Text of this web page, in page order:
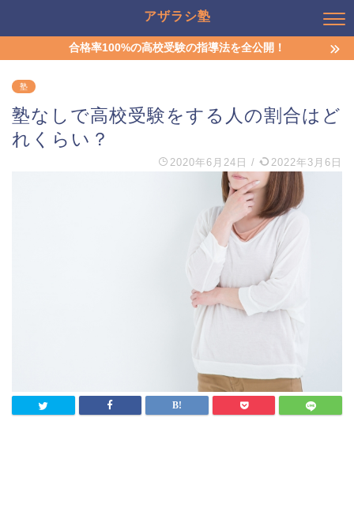
アザラシ塾
合格率100%の高校受験の指導法を全公開！
塾
塾なしで高校受験をする人の割合はど
れくらい？
2020年6月24日 / 2022年3月6日